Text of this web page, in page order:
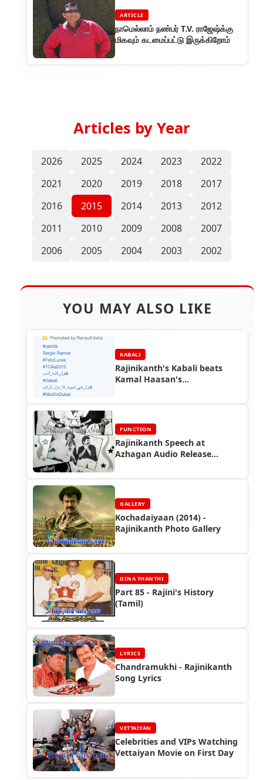
ARTICLE
நாமெல்லாம் நண்பர் T.V. ராஜேஷ்க்கு
மிகவும் கடமைப்பட்டு இருக்கிறோம்
Articles by Year
2026 2025 2024 2023
2022
2021
2020 2019 2018
2017
2016
2015 2014 2013
2012
2011
2010 2009 2008
2007
2006
2005 2004 2003 2002
YOU MAY ALSO LIKE
KABALI
Rajinikanth's Kabali beats
Kamal Haasan's
FUNCTION
Rajinikanth Speech at
Azhagan Audio Release
GALLERY
Kochadaiyaan (2014) -
Rajinikanth Photo Gallery
DINA THANTHI
Part 85 - Rajini's History
(Tamil)
LYRICS
Chandramukhi - Rajinikanth
Song Lyrics
VETTAIYAN
Celebrities and VIPs Watching
Vettaiyan Movie on First Day